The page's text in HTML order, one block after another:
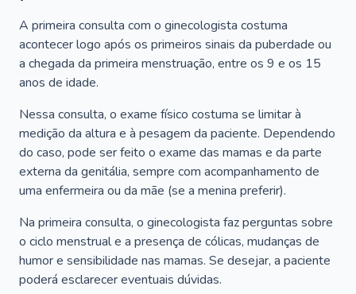
A primeira consulta com o ginecologista costuma
acontecer logo após os primeiros sinais da puberdade ou
a chegada da primeira menstruação, entre os 9 e os 15
anos de idade.
Nessa consulta, o exame físico costuma se limitar à
medição da altura e à pesagem da paciente. Dependendo
do caso, pode ser feito o exame das mamas e da parte
externa da genitália, sempre com acompanhamento de
uma enfermeira ou da mãe (se a menina preferir).
Na primeira consulta, o ginecologista faz perguntas sobre
o ciclo menstrual e a presença de cólicas, mudanças de
humor e sensibilidade nas mamas. Se desejar, a paciente
poderá esclarecer eventuais dúvidas.